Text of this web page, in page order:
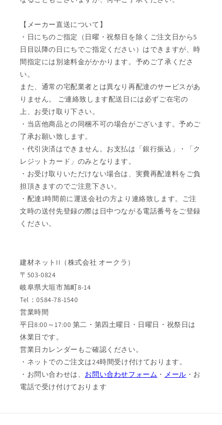
【メーカー直送について】
・日にちのご指定（日曜・祝祭日を除くご注文日から5
日目以降の日にちでご指定ください）はできますが、時
間指定には別途料金がかかります。予めご了承くださ
い。
また、通常の宅配業者とは異なり再配達のサービスがあ
りません。 ご連絡致します配送日には必ずご在宅の
上、お受け取り下さい。
・当店他商品との同梱不可の場合がございます。予めご
了承お願い致します。
・代引決済はできません。お支払は「銀行振込」・「ク
レジットカード」のみとなります。
・お受け取りいただけない場合は、実費再配達料をご負
担頂きますのでご注意下さい。
・配達1時間前に運送会社の方より連絡致します。ご注
文時の送付先登録の際は日中つながる電話番号をご登録
ください。
建材ネットII（株式会社 オークラ）
〒503-0824
岐阜県大垣市旭町8-14
Tel：0584-78-1540
営業時間
平日8:00～17:00 第二・第四土曜日・日曜日・祝祭日は
休業日です。
営業日カレンダーもご確認ください。
・ネットでのご注文は24時間受け付けております。
・お問い合わせは、 お問い合わせフォーム ・ メール ・お
電話で受け付けております